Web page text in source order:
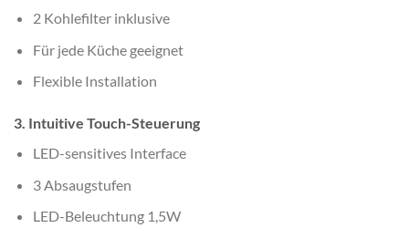
2 Kohlefilter inklusive
Für jede Küche geeignet
Flexible Installation
3. Intuitive Touch-Steuerung
LED-sensitives Interface
3 Absaugstufen
LED-Beleuchtung 1,5W